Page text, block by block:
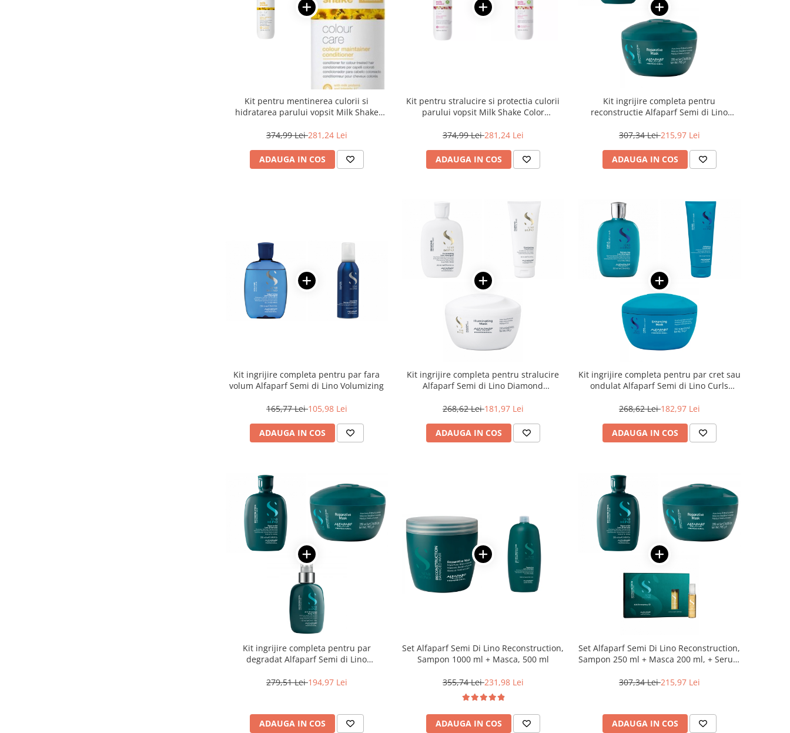
Kit pentru mentinerea culorii si
hidratarea parului vopsit Milk Shake
374,99 Lei281,24 Lei
ADAUGA IN COS
Kit pentru stralucire si protectia culorii
parului vopsit Milk Shake Color
374,99 Lei281,24 Lei
ADAUGA IN COS
Kit ingrijire completa pentru
reconstructie Alfaparf Semi di Lino
307,34 Lei215,97 Lei
ADAUGA IN COS
Kit ingrijire completa pentru par fara
volum Alfaparf Semi di Lino Volumizing
165,77 Lei105,98 Lei
ADAUGA IN COS
Kit ingrijire completa pentru stralucire
Alfaparf Semi di Lino Diamond
268,62 Lei181,97 Lei
ADAUGA IN COS
Kit ingrijire completa pentru par cret sau
ondulat Alfaparf Semi di Lino Curls
268,62 Lei182,97 Lei
ADAUGA IN COS
Kit ingrijire completa pentru par
degradat Alfaparf Semi di Lino
279,51 Lei194,97 Lei
ADAUGA IN COS
Set Alfaparf Semi Di Lino Reconstruction,
Sampon 1000 ml + Masca, 500 ml
355,74 Lei231,98 Lei
ADAUGA IN COS
Set Alfaparf Semi Di Lino Reconstruction,
Sampon 250 ml + Masca 200 ml, + Serum
307,34 Lei215,97 Lei
ADAUGA IN COS